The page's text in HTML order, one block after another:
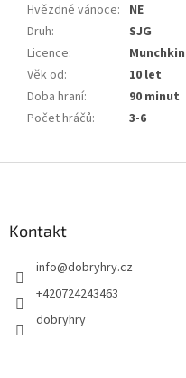
Hvězdné vánoce: NE
Druh:
SJG
Licence:
Munchkin
Věk od:
10 let
Doba hraní:
90 minut
Počet hráčů: 3-6
Kontakt
info@dobryhry.cz
+420724243463
dobryhry